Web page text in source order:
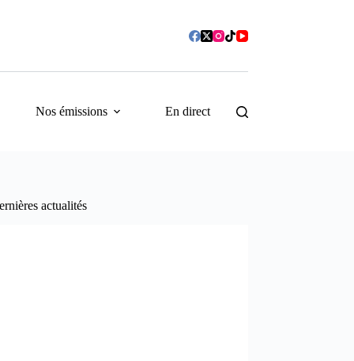
Nos émissions En direct
actualités